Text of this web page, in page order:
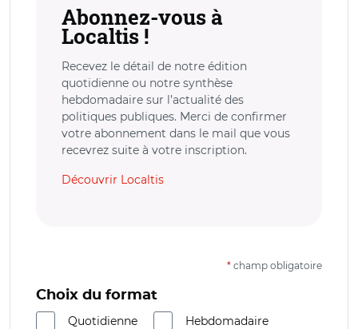
Abonnez-vous à
Localtis !
Recevez le détail de notre édition
quotidienne ou notre synthèse
hebdomadaire sur l’actualité des
politiques publiques. Merci de confirmer
votre abonnement dans le mail que vous
recevrez suite à votre inscription.
Découvrir Localtis
* champ obligatoire
Choix du format
Quotidienne
Hebdomadaire